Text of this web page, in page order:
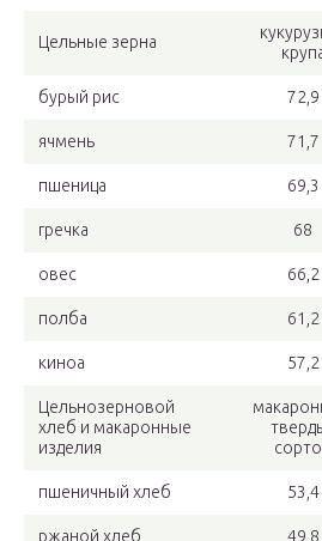
Цельные зерна
бурый рис 72,9
ячмень 71,7
пшеница 69,3
гречка 68
овес 66,2
полба 61,2
киноа 57,2
Цельнозерновой
хлеб и макаронные
изделия
пшеничный хлеб 53,4
ржаной хлеб 49,8